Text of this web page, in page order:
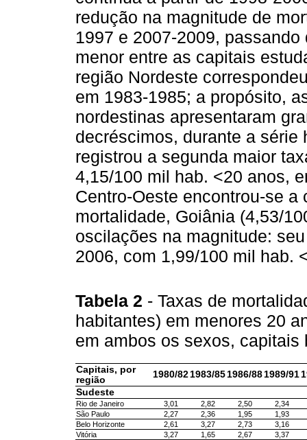
redução na magnitude de
1997 e 2007-2009,
menor entre as capitais
região Nordeste
em 1983-1985; a propósito,
nordestinas apresentaram
decréscimos, durante a série
registrou a segunda maior
4,15/100 mil hab. <20 anos,
Centro-Oeste encontrou-se
mortalidade, Goiânia (4,53/
oscilações na magnitude:
2006, com 1,99/100 mil hab.
Tabela 2 - Taxas de
habitantes) em menores 20
em ambos os sexos,
Capitais, por
região
1980/821983/851986/881989/91
Sudeste
Rio de Janeiro 3,01 2,82 2,50
2,34
São Paulo
2,27 2,36 1,95
1,93
Belo Horizonte
2,61 3,27 2,73
3,16
Vitória
3,27 1,65 2,67
3,37